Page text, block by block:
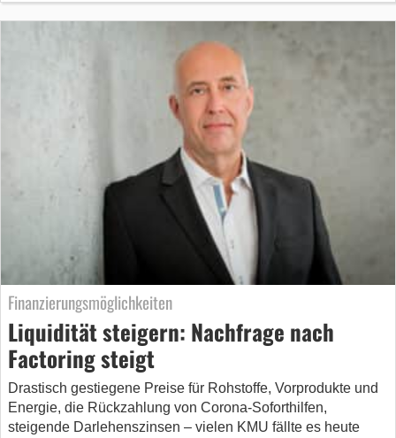
Finanzierungsmöglichkeiten
Liquidität steigern: Nachfrage nach
Factoring steigt
Drastisch gestiegene Preise für Rohstoffe, Vorprodukte und
Energie, die Rückzahlung von Corona-Soforthilfen,
steigende Darlehenszinsen – vielen KMU fällte es heute